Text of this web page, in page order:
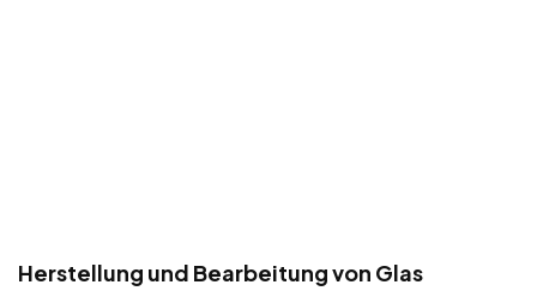
Herstellung und Bearbeitung von Glas